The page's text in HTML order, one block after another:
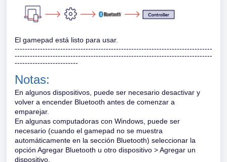
El gamepad está listo para usar.
------------------------------------------------------------------------------
------------------------------------------------------------------------------
-------------------------
Notas:
En algunos dispositivos, puede ser necesario desactivar y
volver a encender Bluetooth antes de comenzar a
emparejar.
En algunas computadoras con Windows, puede ser
necesario (cuando el gamepad no se muestra
automáticamente en la sección Bluetooth) seleccionar la
opción Agregar Bluetooth u otro dispositivo > Agregar un
dispositivo.